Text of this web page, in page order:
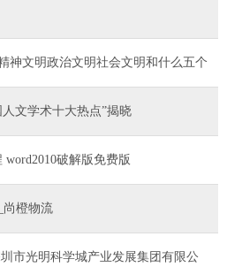
神文明政治文明社会文明和什么五个
文学术十大热点”揭晓
破解版免费版
尚橙物流
市光明科学城产业发展集团有限公